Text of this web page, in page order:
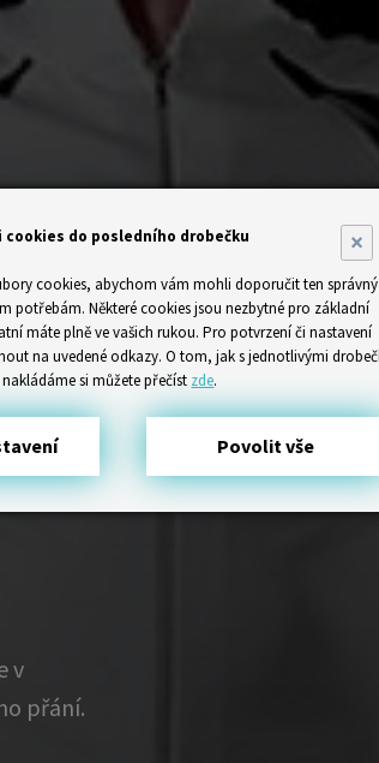
v
přání.
×
do posledního drobečku
cookies, abychom vám mohli doporučit ten správný
potřebám. Některé cookies jsou nezbytné pro základní
máte plně ve vašich rukou. Pro potvrzení či nastavení
na uvedené odkazy. O tom, jak s jednotlivými
nakládáme si můžete přečíst zde.
Povolit vše